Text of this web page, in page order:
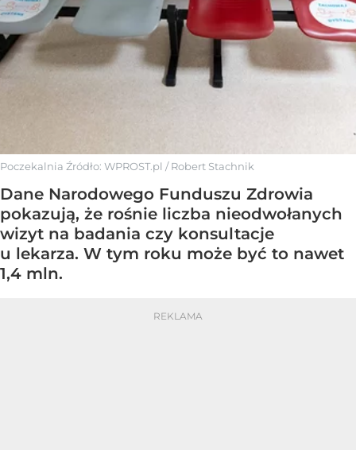
Poczekalnia Źródło: WPROST.pl /Robert Stachnik
Dane Narodowego Funduszu Zdrowia
pokazują, że rośnie liczba nieodwołanych
wizyt na badania czy konsultacje
u lekarza. W tym roku może być to nawet
1,4 mln.